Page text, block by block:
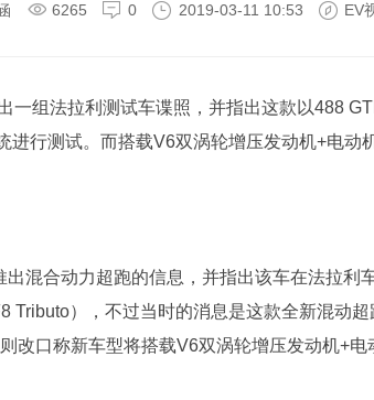
6265 0 2019-03-11 10:53 EV
一组法拉利测试车谍照，并指出这款以488
进行测试。而搭载V6双涡轮增压发动机+电动
出混合动力超跑的信息，并指出该车在法拉利
Tributo），不过当时的消息是这款全新混动
改口称新车型将搭载V6双涡轮增压发动机+电